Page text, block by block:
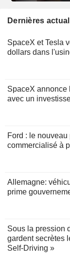
Dernières
SpaceX et Tesla
dollars dans
SpaceX annonce
avec un
Ford : le
commercialisé à
Allemagne:
prime
Sous la pression
gardent secrètes
Self-Driving »